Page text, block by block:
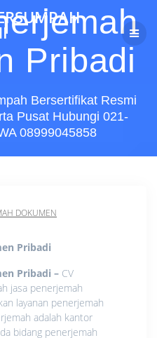
to
content
Pribadi
Bersertifikat Resmi
Pusat Hubungi 021-
08999045858
DOKUMEN
Pribadi
Pribadi – CV
jasa penerjemah
layanan penerjemah
adalah kantor
bidang penerjemah